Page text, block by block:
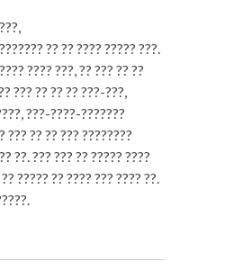
?? ?? ???? ????? ???.
???? ???, ?? ??? ?? ??
??? ?? ?? ?? ???-???,
???-????-???????
??? ?? ?? ??? ????????
??. ??? ??? ?? ????? ????
????? ?? ???? ??? ???? ??.